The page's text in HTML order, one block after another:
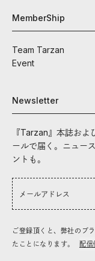
MemberShip
Team Tarzan
Event
Newsletter
『Tarzan』本誌お
ールで届く。ニュー
ントも。
ご登録頂くと、弊社のプ
たことになります。
配信